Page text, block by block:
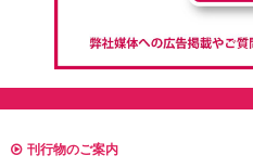
刊行物のご案内